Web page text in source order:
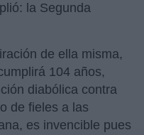
la Segunda
de ella misma,
104 años,
diabólica contra
de fieles a las
es invencible pues